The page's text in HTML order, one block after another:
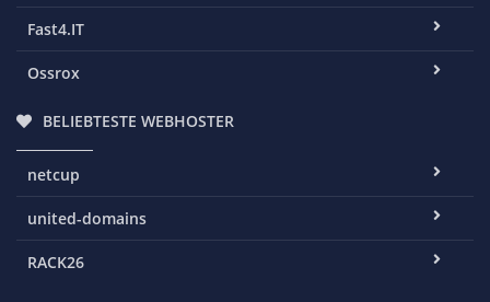
Fast4.IT
Ossrox
BELIEBTESTE WEBHOSTER
netcup
united-domains
RACK26